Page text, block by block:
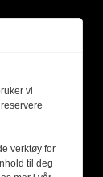
vi
verktøy for
til deg